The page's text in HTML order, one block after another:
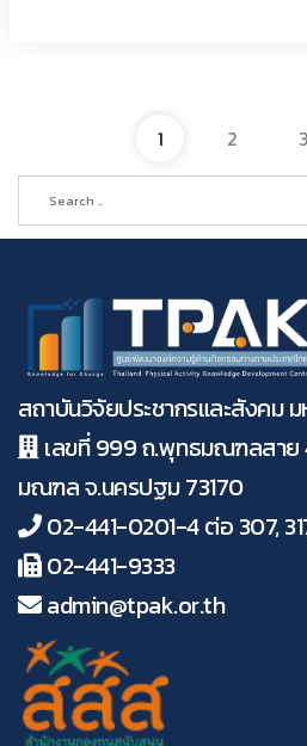
26 กุมภาพันธ์ 2566
การเข้าถึงการลงทุนนโยบายส่ง
8 ประการ (8 Investment) ของ
ผู้เขียน :
1